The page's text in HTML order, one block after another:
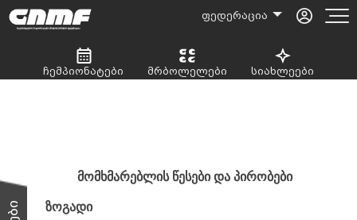
ფედერაცია
ჩემპიონატები მრბოლელები სიახლეები
მომხმარებლის წესები და პირობები
ზოგადი